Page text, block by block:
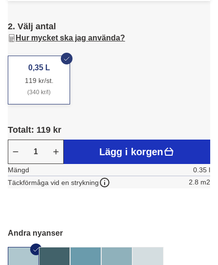
2. Välj antal
Hur mycket ska jag använda?
0,35 L
119 kr/st.
(340 kr/l)
Totalt: 119 kr
Lägg i korgen
Mängd
0.35 l
Täckförmåga vid en strykning
2.8 m2
Andra nyanser